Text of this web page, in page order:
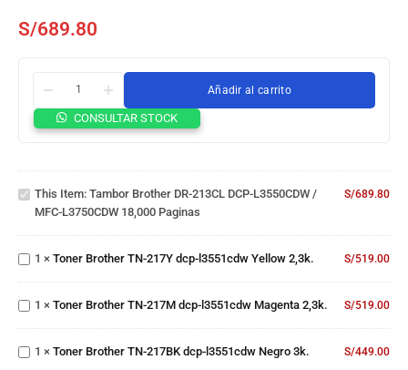
S/689.80
Añadir al carrito
CONSULTAR STOCK
Tambor
Brother
/ MFC-
18,000
Paginas
This Item: Tambor Brother DR-213CL DCP-L3550CDW /
MFC-L3750CDW 18,000 Paginas
S/689.80
Toner
Brother
dcp-
l3551cdw
Yellow
2,3k.
1 × Toner Brother TN-217Y dcp-l3551cdw Yellow 2,3k. S/519.00
Brother
dcp-
l3551cdw
Magenta
2,3k.
1 × Toner Brother TN-217M dcp-l3551cdw Magenta 2,3k. S/519.00
Brother
dcp-
1 × Toner Brother TN-217BK dcp-l3551cdw Negro 3k. S/449.00
Toner
Brother